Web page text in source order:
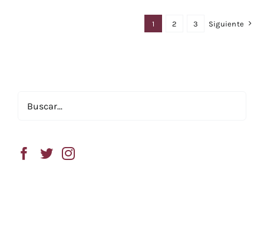
1 2 3 Siguiente